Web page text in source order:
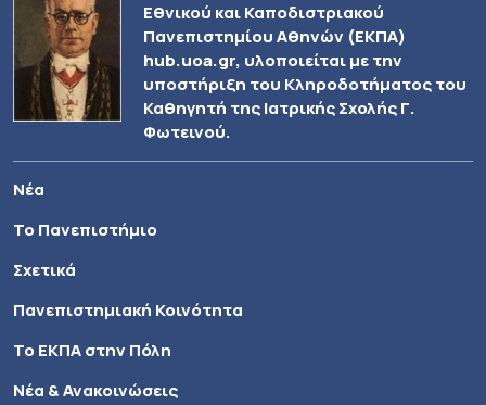
Εθνικού και Καποδιστριακού
Πανεπιστημίου Αθηνών (ΕΚΠΑ)
hub.uoa.gr, υλοποιείται με την
υποστήριξη του Κληροδοτήματος του
Καθηγητή της Ιατρικής Σχολής Γ.
Φωτεινού.
Νέα
Το Πανεπιστήμιο
Σχετικά
Πανεπιστημιακή Κοινότητα
Το ΕΚΠΑ στην Πόλη
Νέα & Ανακοινώσεις